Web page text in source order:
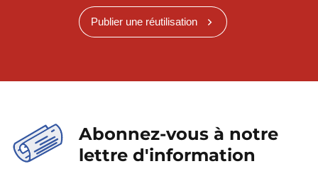
Publier une réutilisation
Abonnez-vous à notre
lettre d'information